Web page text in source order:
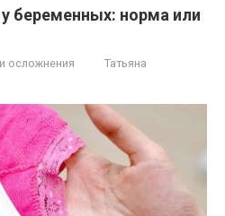
беременных: норма или
осложнения
Татьяна